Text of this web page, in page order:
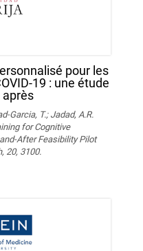
pour les
19 : une étude
Garcia, T.; Jadad, A.R.
for Cognitive
After Feasibility Pilot
20, 3100.